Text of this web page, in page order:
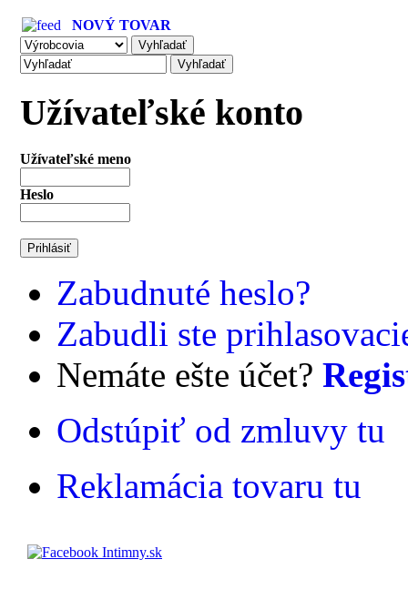
NOVÝ TOVAR
Užívateľské konto
Užívateľské meno
Heslo
Zabudnuté heslo?
Zabudli ste
Nemáte ešte účet?
Odstúpiť od zmluvy tu
Reklamácia tovaru tu